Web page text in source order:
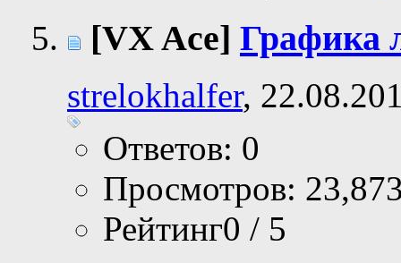
[VX Ace] Графика
strelokhalfer,
Ответов: 0
Просмотров:
Рейтинг0 / 5